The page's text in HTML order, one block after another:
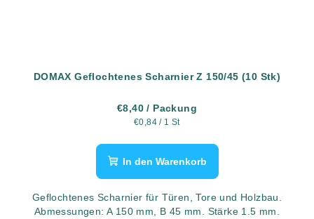
DOMAX Geflochtenes Scharnier Z 150/45 (10 Stk)
€8,40/ Packung
Verkaufspreis:
€0,84 / 1 St
In den Warenkorb
Geflochtenes Scharnier für Türen, Tore und Holzbau.
Abmessungen: A 150 mm, B 45 mm. Stärke 1.5 mm.